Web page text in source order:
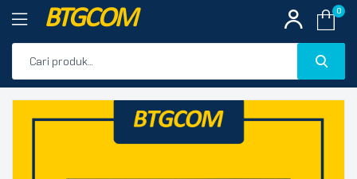
BTGCOM 0
PRODUK UNGGULAN
🔍